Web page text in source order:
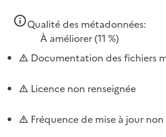
Qualité des métadonnées:
À améliorer(11 %)
Documentation des fichiers
Licence non renseignée
Fréquence de mise à jour